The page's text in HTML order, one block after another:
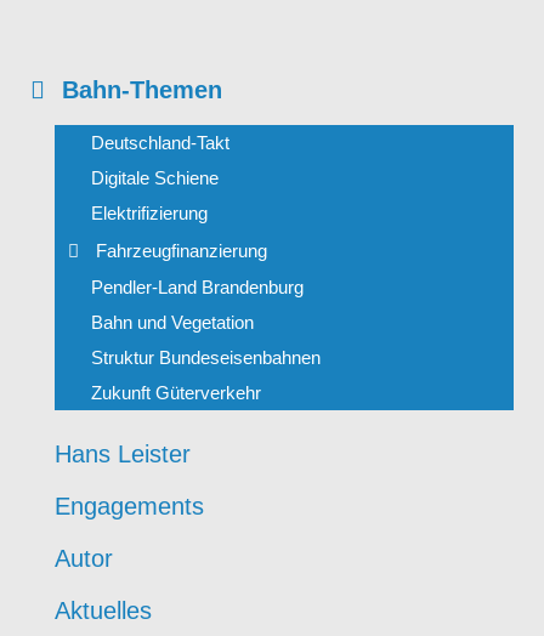
Bahn-Themen
Deutschland-Takt
Digitale Schiene
Elektrifizierung
Fahrzeugfinanzierung
Pendler-Land Brandenburg
Bahn und Vegetation
Struktur Bundeseisenbahnen
Zukunft Güterverkehr
Hans Leister
Engagements
Autor
Aktuelles